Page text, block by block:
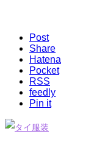
Post
Share
Hatena
Pocket
RSS
feedly
Pin it